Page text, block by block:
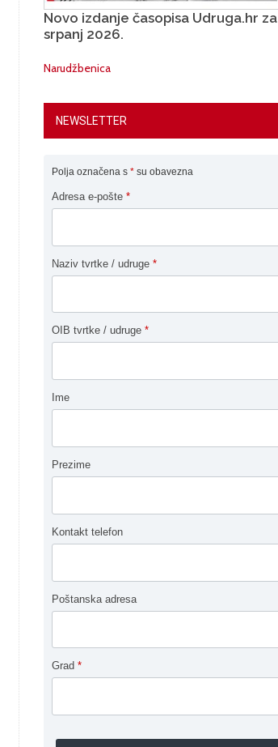
Novo izdanje časopisa Udruga.hr za
srpanj 2026.
Narudžbenica
NEWSLETTER
Polja označena s * su obavezna
Adresa e-pošte *
Naziv tvrtke / udruge *
OIB tvrtke / udruge *
Ime
Prezime
Kontakt telefon
Poštanska adresa
Grad *